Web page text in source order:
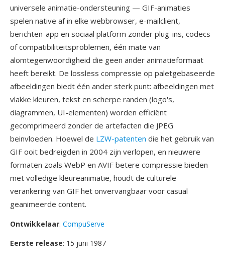
universele animatie-ondersteuning — GIF-animaties
spelen native af in elke webbrowser, e-mailclient,
berichten-app en sociaal platform zonder plug-ins, codecs
of compatibiliteitsproblemen, één mate van
alomtegenwoordigheid die geen ander animatieformaat
heeft bereikt. De lossless compressie op paletgebaseerde
afbeeldingen biedt één ander sterk punt: afbeeldingen met
vlakke kleuren, tekst en scherpe randen (logo's,
diagrammen, UI-elementen) worden efficiënt
gecomprimeerd zonder de artefacten die JPEG
beinvloeden. Hoewel de LZW-patenten die het gebruik van
GIF ooit bedreigden in 2004 zijn verlopen, en nieuwere
formaten zoals WebP en AVIF betere compressie bieden
met volledige kleureanimatie, houdt de culturele
verankering van GIF het onvervangbaar voor casual
geanimeerde content.
Ontwikkelaar: CompuServe
Eerste release: 15 juni 1987